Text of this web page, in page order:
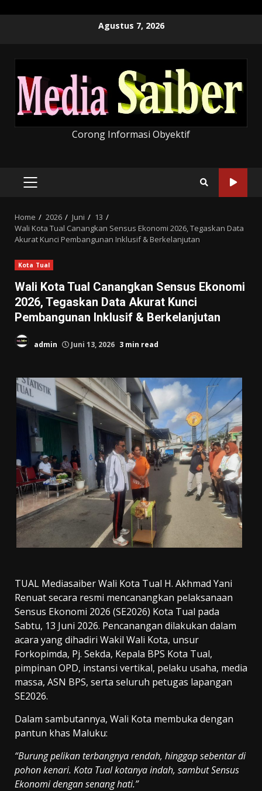
Agustus 7, 2026
Corong Informasi Obyektif
PRIMARY
Home 2026 Juni
13
Wali Kota Tual Canangkan Sensus Ekonomi 2026, Tegaskan Data
Akurat Kunci Pembangunan Inklusif & Berkelanjutan
Kota Tual
Wali Kota Tual Canangkan Sensus Ekonomi
2026, Tegaskan Data Akurat Kunci
Pembangunan Inklusif & Berkelanjutan
admin Juni 13, 2026 3 min read
TUAL Mediasaiber Wali Kota Tual H. Akhmad Yani
Renuat secara resmi mencanangkan pelaksanaan
Sensus Ekonomi 2026 (SE2026) Kota Tual pada
Sabtu, 13 Juni 2026. Pencanangan dilakukan dalam
acara yang dihadiri Wakil Wali Kota, unsur
Forkopimda, Pj. Sekda, Kepala BPS Kota Tual,
pimpinan OPD, instansi vertikal, pelaku usaha, media
massa, ASN BPS, serta seluruh petugas lapangan
SE2026.
Dalam sambutannya, Wali Kota membuka dengan
pantun khas Maluku:
“Burung pelikan terbangnya rendah, hinggap sebentar di
pohon kenari. Kota Tual kotanya indah, sambut Sensus
Ekonomi dengan senang hati.”